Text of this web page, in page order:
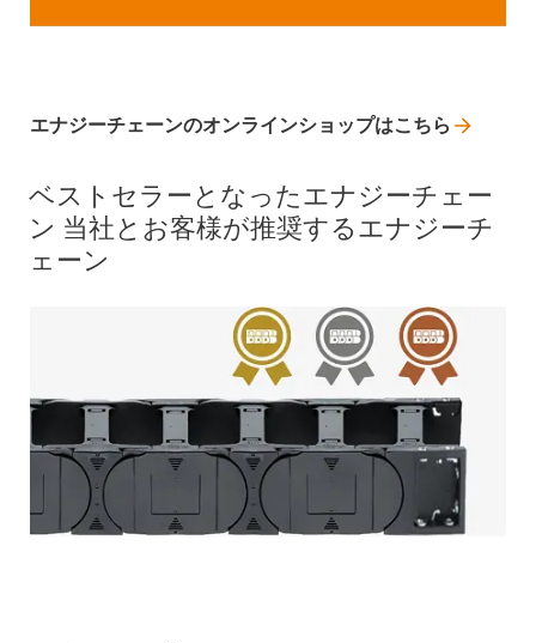
エナジーチェーンのオンラインショップはこちら
ベストセラーとなったエナジーチェー
ン 当社とお客様が推奨するエナジーチ
ェーン